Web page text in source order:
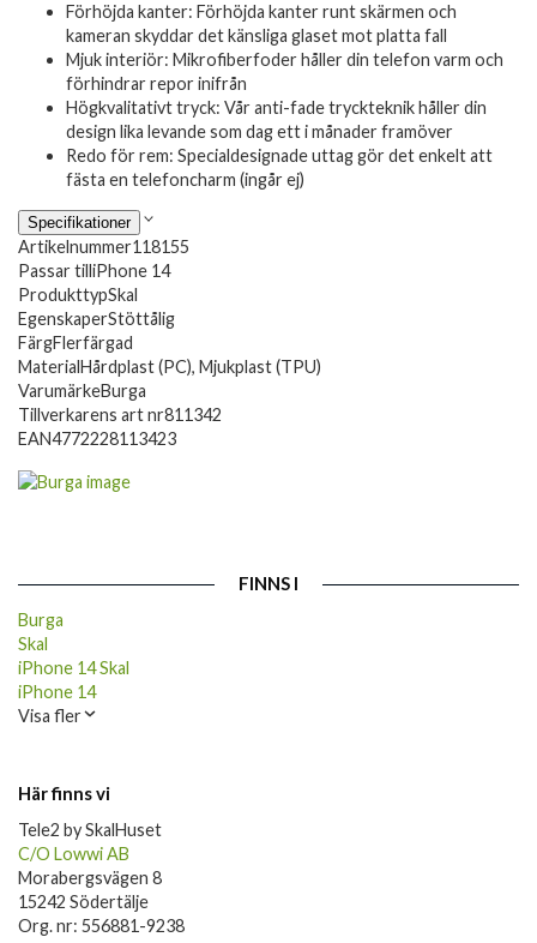
Förhöjda kanter: Förhöjda kanter runt skärmen och
kameran skyddar det känsliga glaset mot platta fall
Mjuk interiör: Mikrofiberfoder håller din telefon varm och
förhindrar repor inifrån
Högkvalitativt tryck: Vår anti-fade tryckteknik håller din
design lika levande som dag ett i månader framöver
Redo för rem: Specialdesignade uttag gör det enkelt att
fästa en telefoncharm (ingår ej)
Specifikationer
Artikelnummer118155
Passar tilliPhone 14
ProdukttypSkal
EgenskaperStöttålig
FärgFlerfärgad
MaterialHårdplast (PC), Mjukplast (TPU)
VarumärkeBurga
Tillverkarens art nr811342
EAN4772228113423
FINNS I
Burga
Skal
iPhone 14 Skal
iPhone 14
Visa fler
Här finns vi
Tele2 by SkalHuset
C/O Lowwi AB
Morabergsvägen 8
15242 Södertälje
Org. nr: 556881-9238